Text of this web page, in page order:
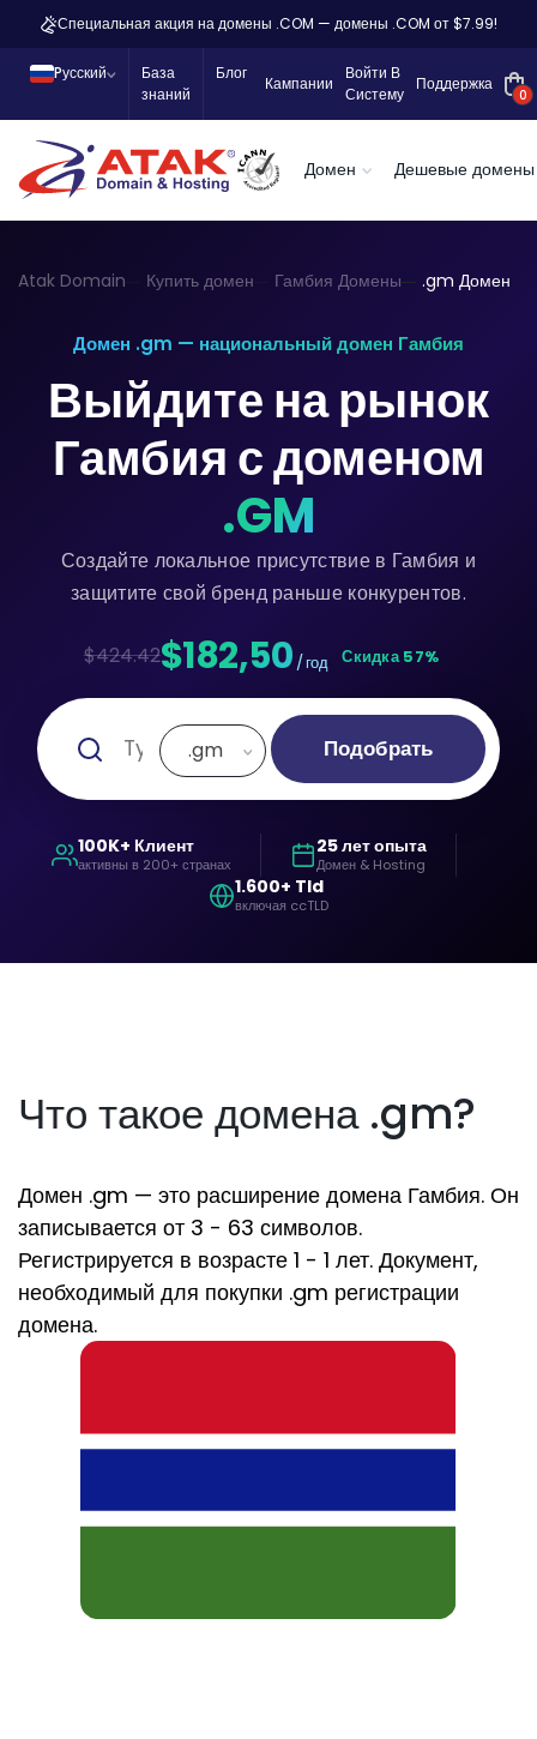
Специальная акция на домены .COM — домены .COM от $7.99!
Pусский
База
знаний
Блог
Кампании
Войти В
Систему
Поддержка
0
Домен Дешевые домены
Atak Domain Купить домен Гамбия Домены .gm Домен
Домен .gm — национальный домен Гамбия
Выйдите на рынок
Гамбия с доменом
.GM
Создайте локальное присутствие в Гамбия и
защитите свой бренд раньше конкурентов.
$424.42$182,50 / год Скидка 57%
.gm Подобрать
100K+ Клиент
активны в 200+ странах
25 лет опыта
Домен & Hosting
1.600+ Tld
включая ccTLD
Что такое домена .gm?
Домен .gm — это расширение домена Гамбия. Он
записывается от 3 - 63 символов.
Регистрируется в возрасте 1 - 1 лет. Документ,
необходимый для покупки .gm регистрации
домена.